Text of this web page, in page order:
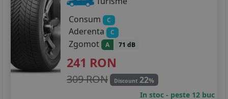
Consum
C
Aderenta C
Zgomot A 71 dB
241 RON
309 RON Discount 22%
In stoc - peste 12 buc